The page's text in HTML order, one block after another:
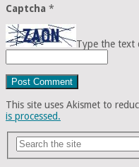
Captcha *
Type the text
This site uses Akismet to
is processed.